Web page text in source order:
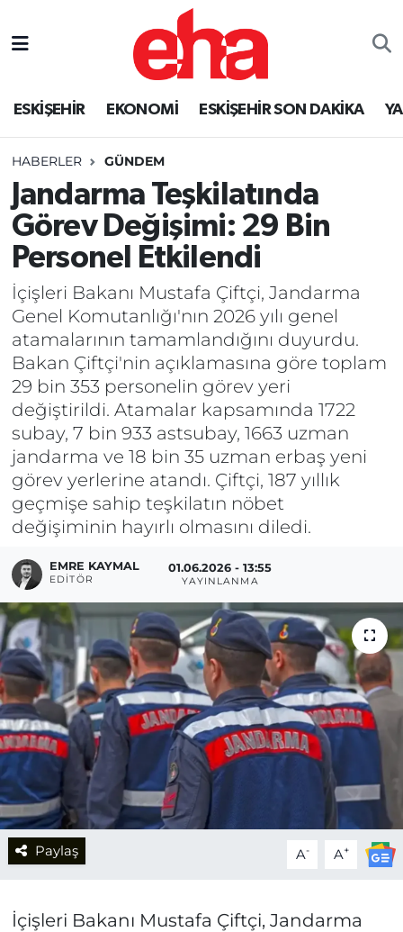
ESKİŞEHİR EKONOMİ ESKİŞEHİR SON DAKİKA
HABERLER GÜNDEM
Jandarma Teşkilatında
Görev Değişimi: 29 Bin
Personel Etkilendi
İçişleri Bakanı Mustafa Çiftçi, Jandarma
Genel Komutanlığı'nın 2026 yılı genel
atamalarının tamamlandığını duyurdu.
Bakan Çiftçi'nin açıklamasına göre toplam
29 bin 353 personelin görev yeri
değiştirildi. Atamalar kapsamında 1722
subay, 7 bin 933 astsubay, 1663 uzman
jandarma ve 18 bin 35 uzman erbaş yeni
görev yerlerine atandı. Çiftçi, 187 yıllık
geçmişe sahip teşkilatın nöbet
değişiminin hayırlı olmasını diledi.
EMRE KAYMAL
EDITÖR
01.06.2026 - 13:55
YAYINLANMA
Paylaş A- A+
İçişleri Bakanı Mustafa Çiftçi, Jandarma